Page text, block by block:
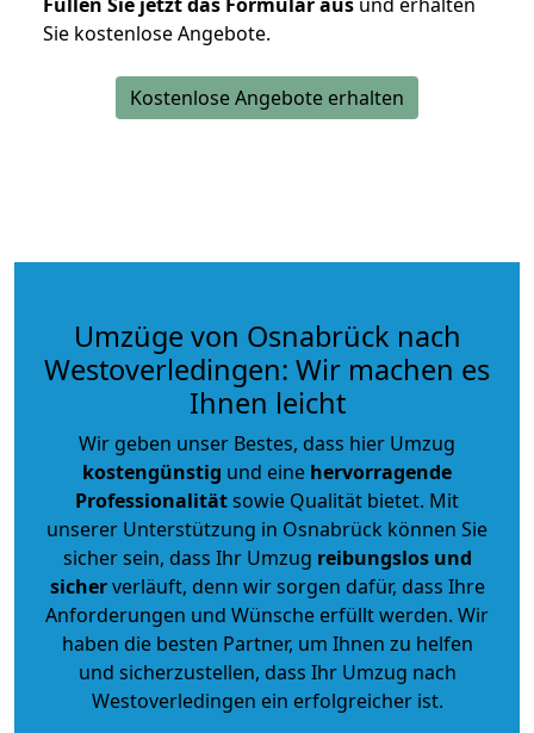
Sie kostenlose Angebote.
Kostenlose Angebote erhalten
Umzüge von Osnabrück nach
Westoverledingen: Wir machen es
Ihnen leicht
Wir geben unser Bestes, dass hier Umzug
kostengünstig und eine hervorragende
Professionalitätsowie Qualität bietet. Mit
unserer Unterstützung in Osnabrück können Sie
sicher sein, dass Ihr Umzug reibungslos und
sicherverläuft, denn wir sorgen dafür, dass Ihre
Anforderungen und Wünsche erfüllt werden. Wir
haben die besten Partner, um Ihnen zu helfen
und sicherzustellen, dass Ihr Umzug nach
Westoverledingen ein erfolgreicher ist.